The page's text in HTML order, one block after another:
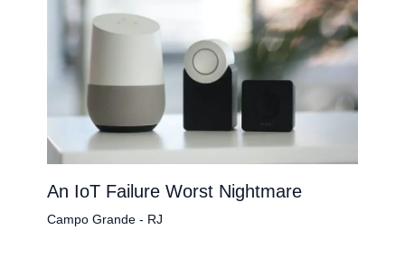
An IoT Failure Worst Nightmare
Campo Grande - RJ